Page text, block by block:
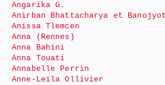
Angarika G.
Anirban Bhattacharya et
Anissa Tlemcen
Anna (Rennes)
Anna Bahini
Anna Touati
Annabelle Perrin
Anne-Leïla Ollivier